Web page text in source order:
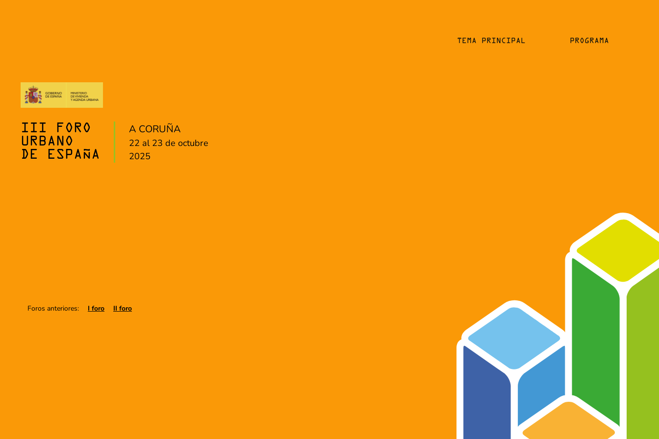
III FORO
URBANO
DE ESPAÑA
A CORUÑA
22 al 23 de octubre
2025
TEMA PRINCIPAL PROGRAMA
Foros anteriores: I foro II foro